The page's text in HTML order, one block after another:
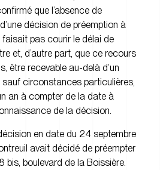
que l’absence de
décision de préemption à
faisait pas courir le délai de
et, d’autre part, que ce recours
être recevable au-delà d’un
sauf circonstances particulières,
an à compter de la date à
de la décision.
en date du 24 septembre
avait décidé de préempter
bis, boulevard de la Boissière.